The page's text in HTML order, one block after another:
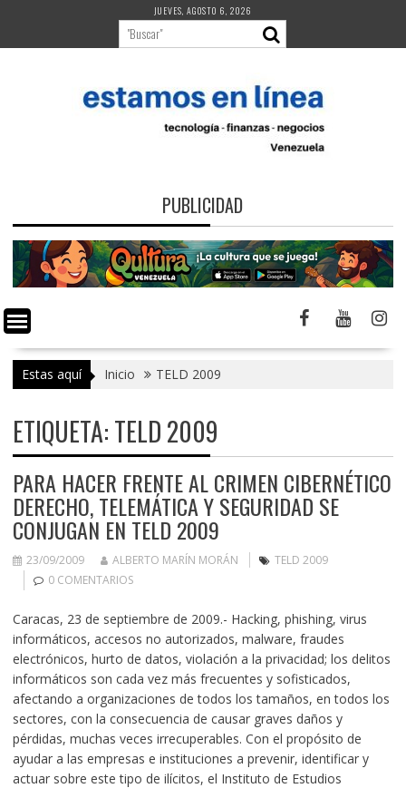
contenido
JUEVES, AGOSTO 6, 2026
PUBLICIDAD
Estas aquí Inicio TELD 2009
ETIQUETA:TELD 2009
PARA HACER FRENTE AL CRIMEN CIBERNÉTICO
DERECHO, TELEMÁTICA Y SEGURIDAD SE
CONJUGAN EN TELD 2009
23/09/2009 ALBERTO MARÍN MORÁN
TELD 2009
0 COMENTARIOS
Caracas, 23 de septiembre de 2009.- Hacking, phishing, virus
informáticos, accesos no autorizados, malware, fraudes
electrónicos, hurto de datos, violación a la privacidad; los delitos
informáticos son cada vez más frecuentes y sofisticados,
afectando a organizaciones de todos los tamaños, en todos los
sectores, con la consecuencia de causar graves daños y
pérdidas, muchas veces irrecuperables. Con el propósito de
ayudar a las empresas e instituciones a prevenir, identificar y
actuar sobre este tipo de ilícitos, el Instituto de Estudios